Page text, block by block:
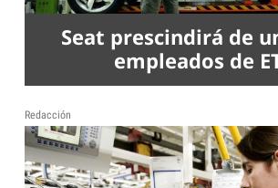
Seat prescindirá de
empleados de
Redacción